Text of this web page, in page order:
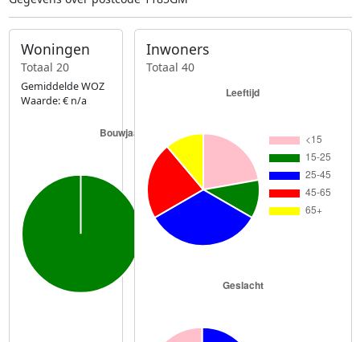
Woningen
Totaal 20
Gemiddelde WOZ
Waarde: € n/a
Inwoners
Totaal 40